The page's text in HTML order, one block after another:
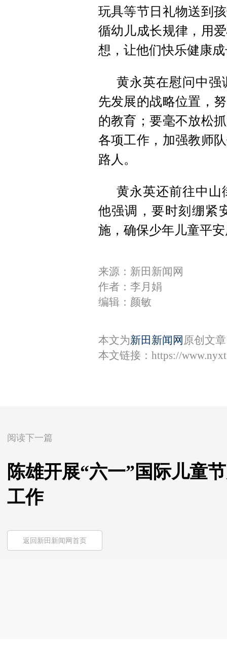
玩具等节日礼物送到
循幼儿成长规律，用
想，让他们快乐健康
黄永英在慰问中强
先发展的战略位置，
的教育；要毫不放松
各项工作，加强教师
路人。
黄永英还前往中山
他强调，要时刻绷紧
施，确保少年儿童平
来源：新田新闻网
作者：李月娟
编辑：颜敏
本文为新田新闻网 原创文
本文链接： https://
阅读下一篇
陈雄开展“六一”国际儿童
工作
返回新田新闻网首页